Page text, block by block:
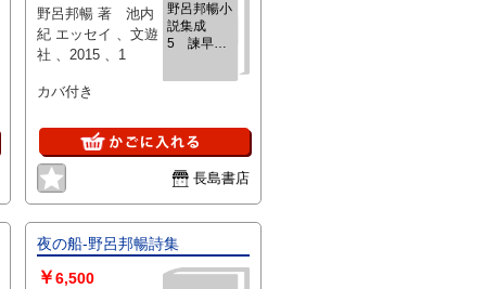
野呂邦暢小
説集成
5 諫早菖
城記
野呂邦暢 著 池内
紀 エッセイ 、文遊
社 、2015 、1
カバ付き
長島書店
夜の船-野呂邦暢詩集
￥6,500